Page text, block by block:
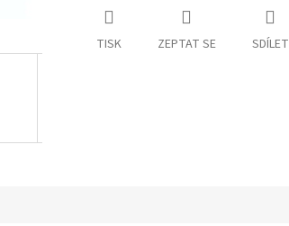
TISK ZEPTAT SE SDÍLET